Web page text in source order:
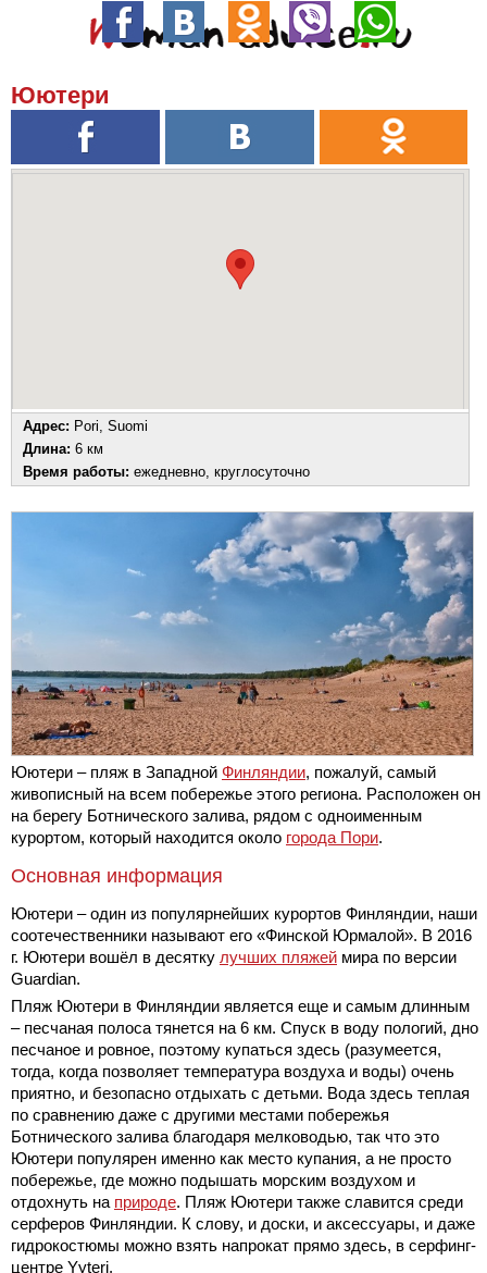
Юютери
Адрес: Pori, Suomi
Длина: 6 км
Время работы: ежедневно, круглосуточно
Юютери – пляж в Западной Финляндии, пожалуй, самый
живописный на всем побережье этого региона. Расположен он
на берегу Ботнического залива, рядом с одноименным
курортом, который находится около города Пори.
Основная информация
Юютери – один из популярнейших курортов Финляндии, наши
соотечественники называют его «Финской Юрмалой». В 2016
г. Юютери вошёл в десятку лучших пляжей мира по версии
Guardian.
Пляж Юютери в Финляндии является еще и самым длинным
– песчаная полоса тянется на 6 км. Спуск в воду пологий, дно
песчаное и ровное, поэтому купаться здесь (разумеется,
тогда, когда позволяет температура воздуха и воды) очень
приятно, и безопасно отдыхать с детьми. Вода здесь теплая
по сравнению даже с другими местами побережья
Ботнического залива благодаря мелководью, так что это
Юютери популярен именно как место купания, а не просто
побережье, где можно подышать морским воздухом и
отдохнуть на природе. Пляж Юютери также славится среди
серферов Финляндии. К слову, и доски, и аксессуары, и даже
гидрокостюмы можно взять напрокат прямо здесь, в серфинг-
центре Yyteri.